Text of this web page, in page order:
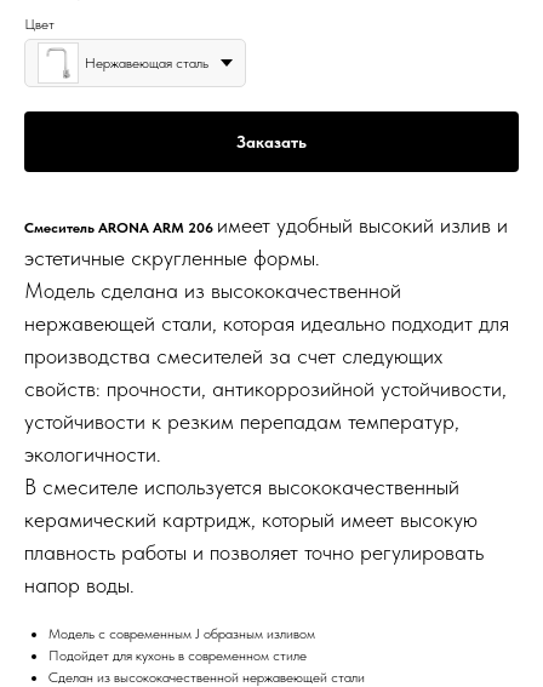
Цвет
Нержавеющая сталь
Заказать
Смеситель ARONA ARM 206 имеет удобный высокий излив и
эстетичные скругленные формы.
Модель сделана из высококачественной
нержавеющей стали, которая идеально подходит для
производства смесителей за счет следующих
свойств: прочности, антикоррозийной устойчивости,
устойчивости к резким перепадам температур,
экологичности.
В смесителе используется высококачественный
керамический картридж, который имеет высокую
плавность работы и позволяет точно регулировать
напор воды.
Модель с современным J образным изливом
Подойдет для кухонь в современном стиле
Сделан из высококачественной нержавеющей стали